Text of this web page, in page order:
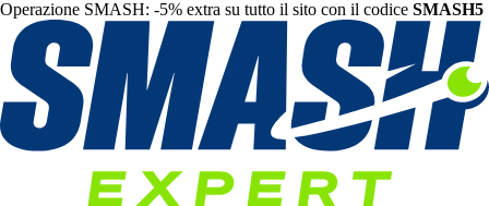
Operazione SMASH: -5% extra su tutto il sito con il codice SMASH5